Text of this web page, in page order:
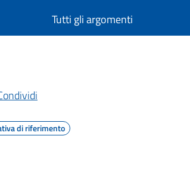
Tutti gli argomenti
di riferimento